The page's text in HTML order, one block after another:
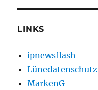
LINKS
ipnewsflash
Lünedatenschutz
MarkenG